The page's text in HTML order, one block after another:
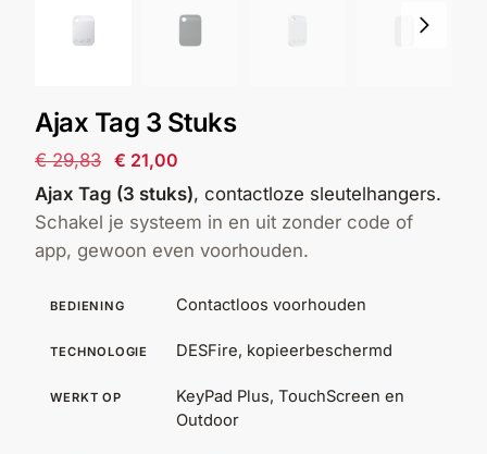
Inbraakbeveiliging
Merken
Outlet
service
Ajax Tag 3 Stuks
€29,83 € 21,00
Ajax Tag (3 stuks), contactloze sleutelhangers.
Schakel je systeem in en uit zonder code of
app, gewoon even voorhouden.
BEDIENING Contactloos voorhouden
TECHNOLOGIE DESFire, kopieerbeschermd
WERKT OP
KeyPad Plus, TouchScreen en
Outdoor